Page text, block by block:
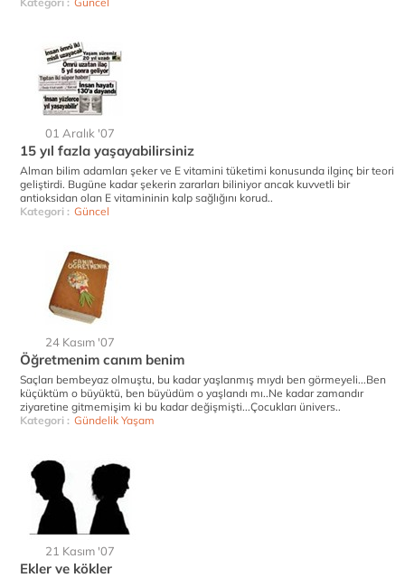
01 Aralık '07
15 yıl fazla yaşayabilirsiniz
Alman bilim adamları şeker ve E vitamini tüketimi konusunda ilginç bir teori
geliştirdi. Bugüne kadar şekerin zararları biliniyor ancak kuvvetli bir
antioksidan olan E vitamininin kalp sağlığını korud..
Kategori : Güncel
24 Kasım '07
Öğretmenim canım benim
Saçları bembeyaz olmuştu, bu kadar yaşlanmış mıydı ben görmeyeli...Ben
küçüktüm o büyüktü, ben büyüdüm o yaşlandı mı..Ne kadar zamandır
ziyaretine gitmemişim ki bu kadar değişmişti...Çocukları ünivers..
Kategori : Gündelik Yaşam
21 Kasım '07
Ekler ve kökler